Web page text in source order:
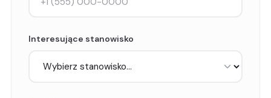
Interesujące stanowisko